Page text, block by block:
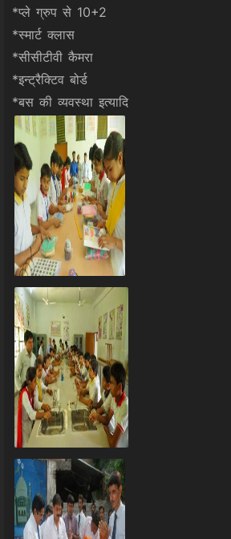
*प्ले ग्रुप से 10+2
*स्मार्ट क्लास
*सीसीटीवी कैमरा
*इन्ट्रैक्टिव बोर्ड
*बस की व्यवस्था इत्यादि